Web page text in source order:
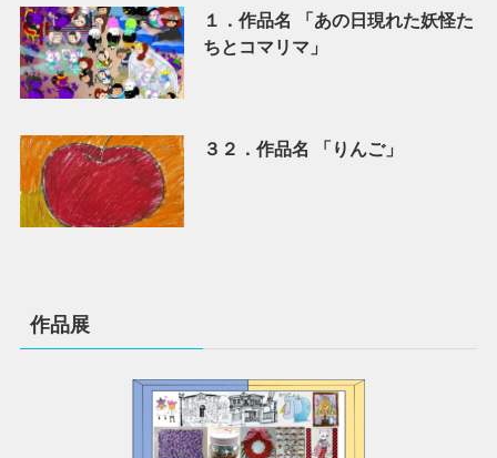
１．作品名 「あの日現れた妖怪た
ちとコマリマ」
３２．作品名 「りんご」
作品展